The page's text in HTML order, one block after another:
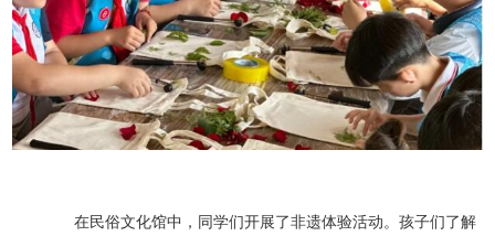
在民俗文化馆中，同学们开展了非遗体验活动。孩子们了解